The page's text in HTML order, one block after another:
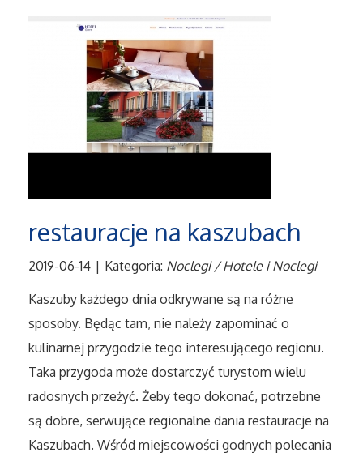
Konferencje, Sale Szkoleniowe
Kursy i Szkolenia
Tłumaczenia
Biżuteria
Dla Dzieci
Wyposażenie Wnętrz
Wyposażenie Łazienki
Odzież
restauracje na kaszubach
2019-06-14 | Kategoria: Noclegi / Hotele i Noclegi
Kaszuby każdego dnia odkrywane są na różne
sposoby. Będąc tam, nie należy zapominać o
kulinarnej przygodzie tego interesującego regionu.
Taka przygoda może dostarczyć turystom wielu
radosnych przeżyć. Żeby tego dokonać, potrzebne
są dobre, serwujące regionalne dania restauracje na
Kaszubach. Wśród miejscowości godnych polecania